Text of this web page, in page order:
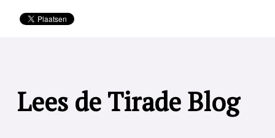
Lees de Tirade Blog